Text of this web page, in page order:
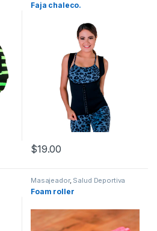
variantes. Las opciones se
Faja chaleco.
$19.00
Este producto tiene múltiples
Masajeador, Salud Deportiva
Foam roller